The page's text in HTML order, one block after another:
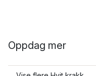
Oppdag mer